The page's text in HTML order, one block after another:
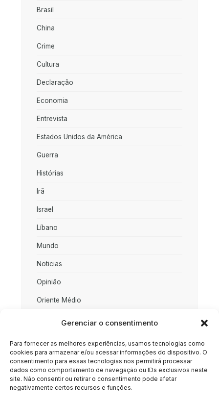
Gerenciar o consentimento
Para fornecer as melhores experiências, usamos tecnologias como
cookies para armazenar e/ou acessar informações do dispositivo. O
consentimento para essas tecnologias nos permitirá processar
dados como comportamento de navegação ou IDs exclusivos neste
site. Não consentir ou retirar o consentimento pode afetar
negativamente certos recursos e funções.
Brasil
China
Crime
Cultura
Declaração
Economia
Entrevista
Estados Unidos da América
Guerra
Histórias
Irã
Israel
Líbano
Mundo
Noticias
Opinião
Oriente Médio
Palestina
Rússia
Sociedade
Uncategorized